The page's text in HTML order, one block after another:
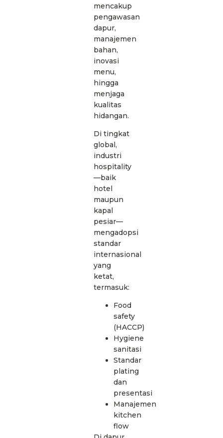
mencakup
pengawasan
dapur,
manajemen
bahan,
inovasi
menu,
hingga
menjaga
kualitas
hidangan.
Di tingkat
global,
industri
hospitality
—baik
hotel
maupun
kapal
pesiar—
mengadopsi
standar
internasional
yang
ketat,
termasuk:
Food
safety
(HACCP)
Hygiene
sanitasi
Standar
plating
dan
presentasi
Manajemen
kitchen
flow